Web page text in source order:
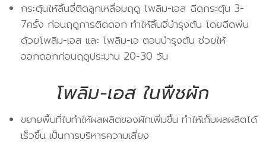
กระตุ้นให้ลิ้นจี่ติดลูกเหลื่อมฤดู โพลิม-เอส ฉีดกระตุ้น 3-
7ครั้ง ก่อนฤดูการติดดอก ทำให้ลิ้นจี่บำรุงต้น โดยฉีดพ่น
ด้วยโพลิม-เอส และ โพลิม-เอ ตอนบำรุงต้น ช่วยให้
ออกดอกก่อนฤดูประมาน 20-30 วัน
โพลิม-เอส ในพืชผัก
ขยายพื้นที่ใบทำให้ผลผลิตของผักเพิ่มขึ้น ทำให้เก็บผลผลิตได้
เร็วขึ้น เป็นการบริหารความเสี่ยง